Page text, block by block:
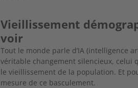
Vieillissement
voir
Tout le monde parle d’IA (intelligence
véritable changement silencieux, celui
le vieillissement de la population. Et
mesure de ce basculement.